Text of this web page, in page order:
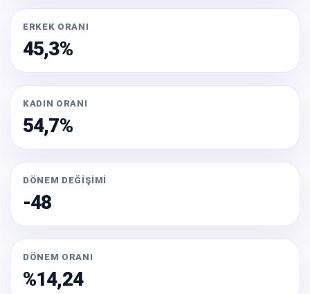
ERKEK ORANI
45,3%
KADIN ORANI
54,7%
DÖNEM DEĞIŞIMI
-48
DÖNEM ORANI
%14,24